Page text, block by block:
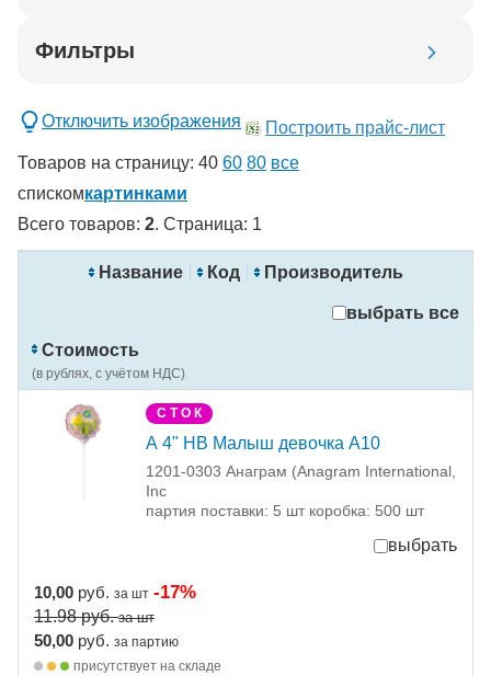
Фильтры
спецпредложение
Сбросить фильтры
Отключить изображения
Построить прайс-лист
Товаров на страницу: 40 60 80 все
спискомкартинками
Всего товаров: 2. Страница: 1
Название Код Производитель
выбрать все
Стоимость
(в рублях, с учётом НДС)
С Т О К
А 4" HB Малыш девочка A10
1201-0303 Анаграм (Anagram International,
Inc
партия поставки: 5 шт коробка: 500 шт
выбрать
10,00 руб. за шт -17%
11.98руб. за шт
50,00 руб. за партию
присутствует на складе